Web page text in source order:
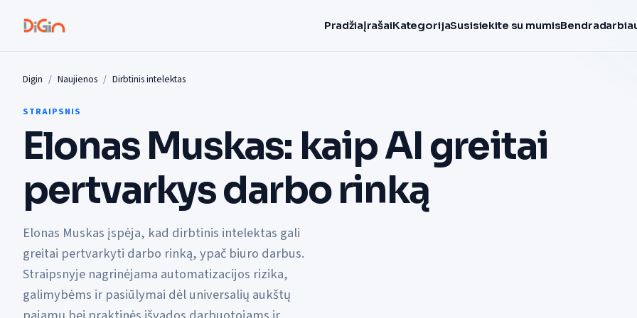
PradžiaĮrašaiKategorijaSusisiekite su mumis
Digin Naujienos Dirbtinis intelektas
STRAIPSNIS
Elonas Muskas: kaip AI greitai
pertvarkys darbo rinką
Elonas Muskas įspėja, kad dirbtinis intelektas gali
greitai pertvarkyti darbo rinką, ypač biuro darbus.
Straipsnyje nagrinėjama automatizacijos rizika,
galimybėms ir pasiūlymai dėl universalių aukštų